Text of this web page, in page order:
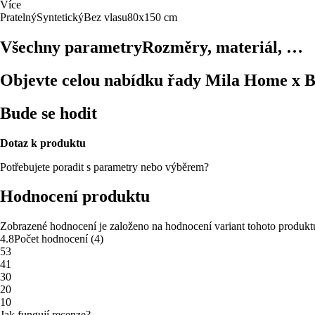
Více
PratelnýSyntetickýBez vlasu80x150 cm
Všechny parametryRozměry, materiál, …
Objevte celou nabídku řady Mila Home x
Bude se hodit
Dotaz k produktu
Potřebujete poradit s parametry nebo výběrem?
Hodnocení produktu
Zobrazené hodnocení je založeno na hodnocení variant tohoto
4.8Počet hodnocení(4)
53
41
30
20
10